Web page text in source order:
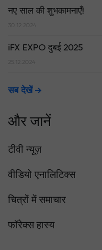
नए साल की शुभकामनाएँ!
30.12.2024
iFX EXPO दुबई 2025
25.12.2024
सब देखें
और जानें
टीवी न्यूज़
वीडियो एनालिटिक्स
चित्रों में समाचार
फॉरेक्स हास्य